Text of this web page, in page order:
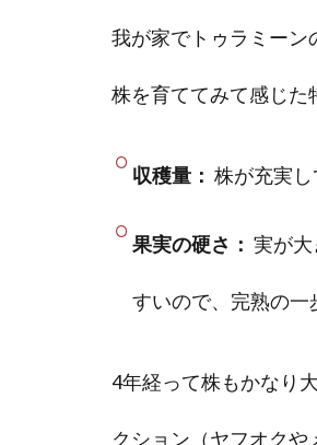
我が家でトゥラミーン
株を育ててみて感じた
収穫量： 株が充実し
果実の硬さ： 実が
すいので、完熟の一
4年経って株もかなり
クション（ヤフオク